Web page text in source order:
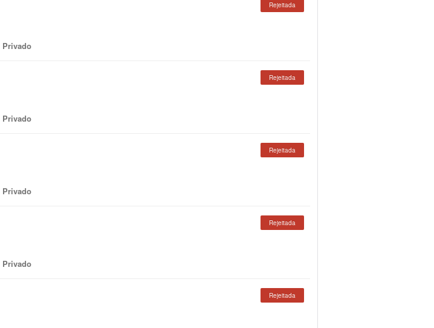
Rejeitada
Privado
Rejeitada
Privado
Rejeitada
Privado
Rejeitada
Privado
Rejeitada